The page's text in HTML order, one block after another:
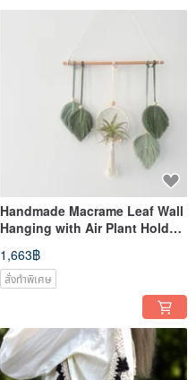
Handmade Macrame Leaf Wall
Hanging with Air Plant Holder
Boho Home Decor Greener
1,663฿
สั่งทำพิเศษ